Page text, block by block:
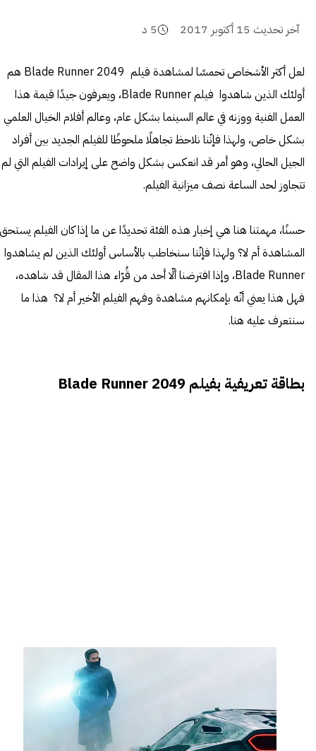
آخر تحديث 15 أكتوبر 2017 5 د
لعل أكثر الأشخاص تحمسًا لمشاهدة فيلم Blade Runner 2049 هم
أولئك الذين شاهدوا فيلم Blade Runner، ويعرفون جيدًا قيمة هذا
العمل الفنية ووزنه في عالم السينما بشكل عام، وعالم أفلام الخيال العلمي
بشكل خاص، ولهذا فإنّنا نلاحظ تجاهلًا ملحوظًا للفيلم الجديد بين أفراد
الجيل الحالي، وهو أمر قد انعكس بشكل واضح على إيرادات الفيلم التي لم
تتجاوز لحد الساعة نصف ميزانية الفيلم.
حسنًا، مهمتنا هنا هي إخبار هذه الفئة تحديدًا عن ما إذا كان الفيلم يستحق
المشاهدة أم لا؟ ولهذا فإنّنا سنخاطب بالأساس أولئك الذين لم يشاهدوا
Blade Runner، وإذا افترضنا ألّا أحد من قُرّاء هذا المقال قد شاهده،
فهل هذا يعني أنّه بإمكانهم مشاهدة وفهم الفيلم الأخير أم لا؟ هذا ما
سنتعرف عليه هنا.
بطاقة تعريفية بفيلم Blade Runner 2049